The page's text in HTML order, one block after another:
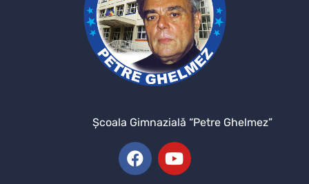
Şcoala Gimnazială “Petre Ghelmez”